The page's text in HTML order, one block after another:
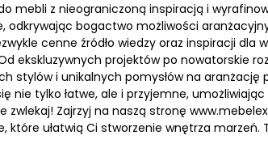
mebli z nieograniczoną inspiracją i
odkrywając bogactwo możliwości
cenne źródło wiedzy oraz inspiracji dla
ekskluzywnych projektów po nowatorskie
stylów i unikalnych pomysłów na aranżację
tylko łatwe, ale i przyjemne,
Zajrzyj na naszą stronę
ułatwią Ci stworzenie wnętrza marzeń.